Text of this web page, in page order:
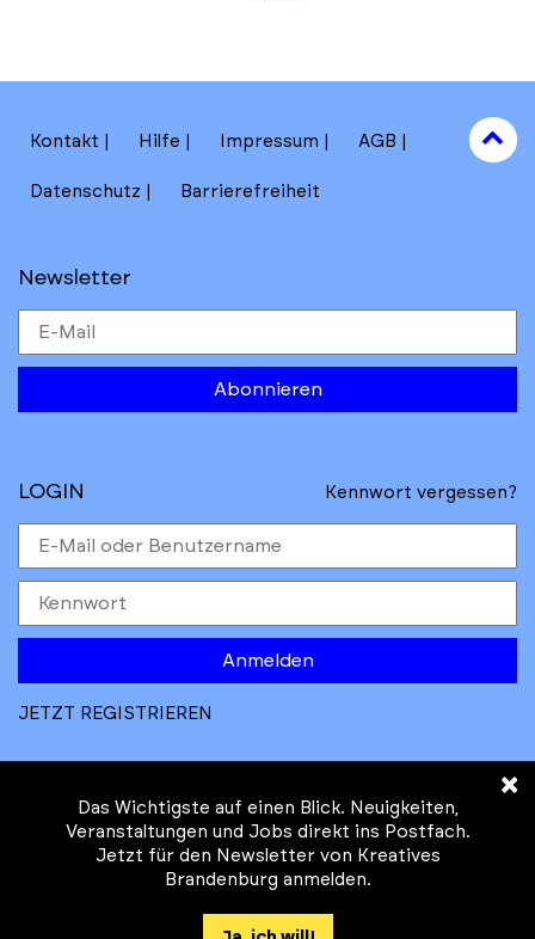
Kontakt Hilfe Impressum AGB
Datenschutz Barrierefreiheit
Newsletter
Abonnieren
to
top
LOGIN Kennwort vergessen?
Anmelden
JETZT REGISTRIEREN
© Kreatives Brandenburg im Auftrag des
×
Das Wichtigste auf einen Blick. Neuigkeiten,
Veranstaltungen und Jobs direkt ins Postfach.
Jetzt für den Newsletter von Kreatives
Brandenburg anmelden.